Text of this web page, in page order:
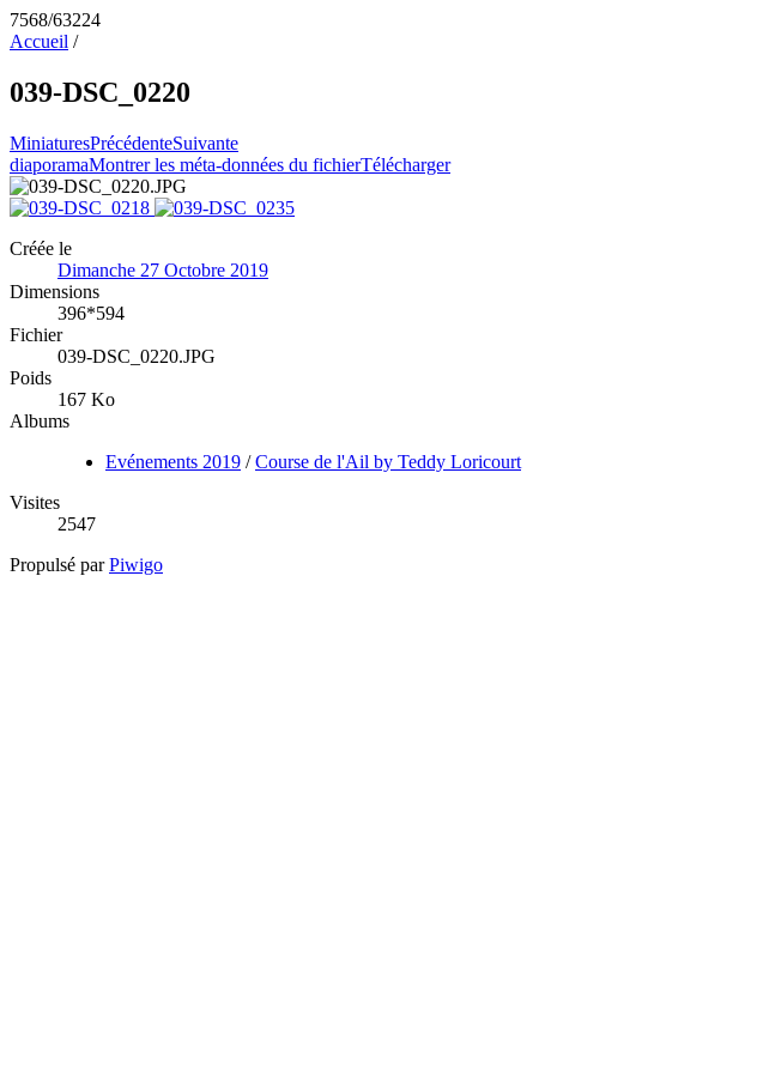
7568/63224
Accueil /
039-DSC_0220
MiniaturesPrécédenteSuivante
diaporamaMontrer les méta-données du fichierTélécharger
Créée le
Dimanche 27 Octobre 2019
Dimensions
396*594
Fichier
039-DSC_0220.JPG
Poids
167 Ko
Albums
Evénements 2019 /Course de l'Ail by Teddy Loricourt
Visites
2547
Propulsé parPiwigo